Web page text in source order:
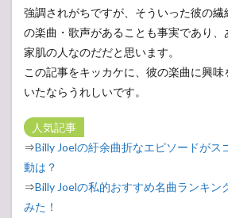
強調されがちですが、そういった彼の繊
の楽曲・歌声があることも事実であり
家肌の人なのだだと思います。
この記事をキッカケに、彼の楽曲に興
いたならうれしいです。
人気記事
⇒Billy Joelの紆余曲折なエピソードがス
動は？
⇒Billy Joelの私的おすすめ名曲ランキン
みた！